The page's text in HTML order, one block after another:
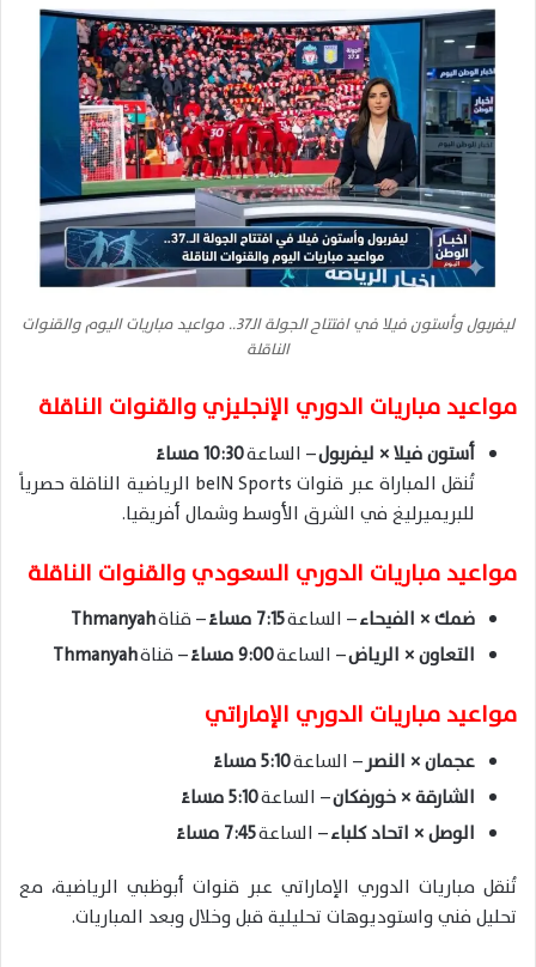
ليفربول وأستون فيلا في افتتاح الجولة الـ37.. مواعيد مباريات اليوم والقنوات
الناقلة
مواعيد مباريات الدوري الإنجليزي والقنوات الناقلة
أستون فيلا × ليفربول– الساعة10:30 مساءً
تُنقل المباراة عبر قنوات beIN Sports الرياضية الناقلة حصرياً
للبريميرليغ في الشرق الأوسط وشمال أفريقيا.
مواعيد مباريات الدوري السعودي والقنوات الناقلة
ضمك × الفيحاء– الساعة7:15 مساءً – قناةThmanyah
التعاون × الرياض– الساعة9:00 مساءً – قناةThmanyah
مواعيد مباريات الدوري الإماراتي
عجمان × النصر – الساعة5:10 مساءً
الشارقة × خورفكان– الساعة5:10 مساءً
الوصل × اتحاد كلباء– الساعة7:45 مساءً
تُنقل مباريات الدوري الإماراتي عبر قنوات أبوظبي الرياضية، مع
تحليل فني واستوديوهات تحليلية قبل وخلال وبعد المباريات.